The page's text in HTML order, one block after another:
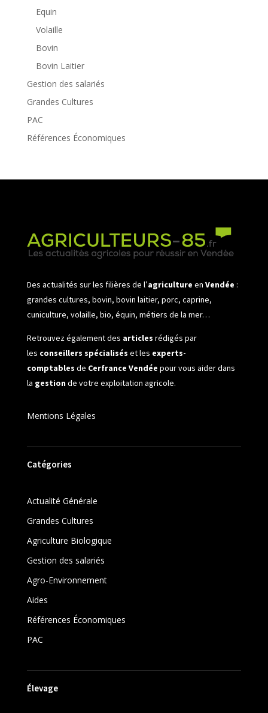
Equin
Volaille
Bovin
Bovin Laitier
Gestion des salariés
Grandes Cultures
PAC
Références Économiques
Des actualités sur les filières de l’agriculture en Vendée :
grandes cultures, bovin, bovin laitier, porc, caprine,
cuniculture, volaille, bio, équin, métiers de la mer…
Retrouvez également des articles rédigés par
les conseillers spécialisés et les experts-
comptables de Cerfrance Vendée pour vous aider dans
la gestionde votre exploitation agricole.
Mentions Légales
Catégories
Actualité Générale
Grandes Cultures
Agriculture Biologique
Gestion des salariés
Agro-Environnement
Aides
Références Économiques
PAC
Élevage